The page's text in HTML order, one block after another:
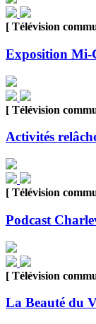
[ Télévision
Exposition Mi-
[ Télévision
Activités
[ Télévision
Podcast
[ Télévision
La Beauté du